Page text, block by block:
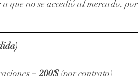
que no se accedió al mercado,
= 200$ (por contrato)